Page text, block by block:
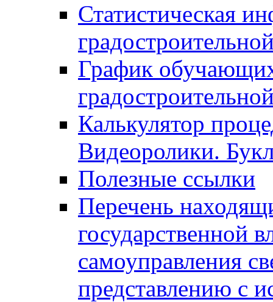
Статистическая
График
Калькулятор
Видеоролики.
Полезные ссылки
Перечень
государственной
самоуправления
представлению с